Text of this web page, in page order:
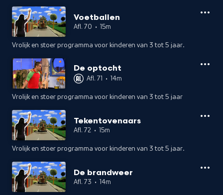
Voetballen
Afl. 70 • 15m
Vrolijk en stoer programma voor kinderen van 3 tot 5 jaar.
De optocht
Afl. 71 • 14m
Vrolijk en stoer programma voor kinderen van 3 tot 5 jaar
Tekentovenaars
Afl. 72 • 15m
Vrolijk en stoer programma voor kinderen van 3 tot 5 jaar.
De brandweer
Afl. 73 • 14m